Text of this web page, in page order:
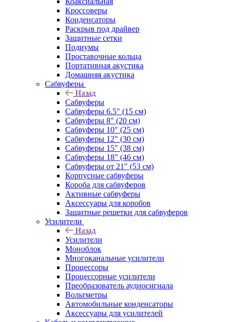
Кроссоверы
Конденсаторы
Раскрыв под драйвер
Защитные сетки
Подиумы
Проставочные кольца
Портативная акустика
Домашняя акустика
Сабвуферы
Назад
Сабвуферы
Сабвуферы 6.5" (15 см)
Сабвуферы 8" (20 см)
Сабвуферы 10" (25 см)
Сабвуферы 12" (30 см)
Сабвуферы 15" (38 см)
Сабвуферы 18" (46 см)
Сабвуферы от 21" (53 см)
Корпусные сабвуферы
Короба для сабвуферов
Активные сабвуферы
Аксессуары для коробов
Защитные решетки для сабвуферов
Усилители
Назад
Усилители
Моноблок
Многоканальные усилители
Процессоры
Процессорные усилители
Преобразователь аудиосигнала
Вольтметры
Автомобильные конденсаторы
Аксессуары для усилителей